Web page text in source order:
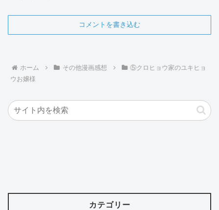
コメントを書き込む
ホーム その他漫画感想
⑤クロヒョウ家のユキヒョ
ウお嬢様
カテゴリー